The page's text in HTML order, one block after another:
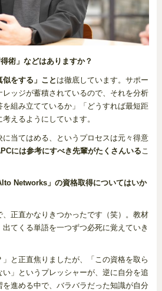
術」などはありますか？
似をする」こと は徹底しています。サポー
レッジが蓄積されているので、それを分析
を組み立てているか」「どうすれば最短距
えるようにしています。
当てはめる、というプロセスは元々得意
には参考にすべき先輩がたくさんいるこ
Networks」の資格取得についてはいか
正直かなりきつかったです（笑）。教材
てくる単語を一つずつ必死に覚えていき
と正直焦りましたが、「この資格を取ら
」というプレッシャーが、逆に自分を追
進める中で、バラバラだった知識が自分